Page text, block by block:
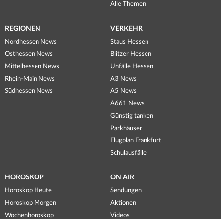
Alle Themen
REGIONEN
Nordhessen News
Osthessen News
Mittelhessen News
Rhein-Main News
Südhessen News
VERKEHR
Staus Hessen
Blitzer Hessen
Unfälle Hessen
A3 News
A5 News
A661 News
Günstig tanken
Parkhäuser
Flugplan Frankfurt
Schulausfälle
HOROSKOP
Horoskop Heute
Horoskop Morgen
Wochenhoroskop
ON AIR
Sendungen
Aktionen
Videos